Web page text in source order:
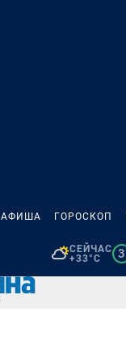
АФИША ГОРОСКОП
СЕЙЧАС
+33°C
3